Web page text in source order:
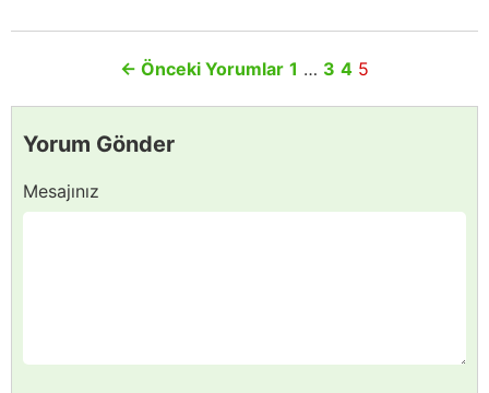
← Önceki Yorumlar 1 … 3 4 5
Yorum Gönder
Mesajınız